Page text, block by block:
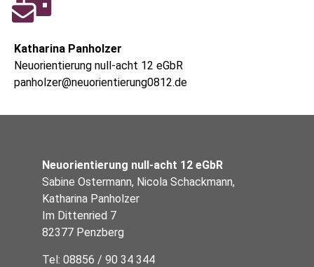
Katharina Panholzer
Neuorientierung null-acht 12 eGbR
panholzer@neuorientierung0812.de
Neuorientierung null-acht 12 eGbR
Sabine Ostermann, Nicola Schackmann,
Katharina Panholzer
Im Dittenried 7
82377 Penzberg
Tel: 08856 / 90 34 344